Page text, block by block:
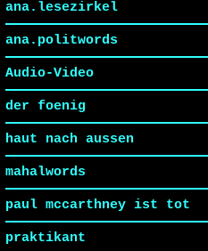
ana.lesezirkel
ana.politwords
Audio-Video
der foenig
haut nach aussen
mahalwords
paul mccarthney ist tot
praktikant